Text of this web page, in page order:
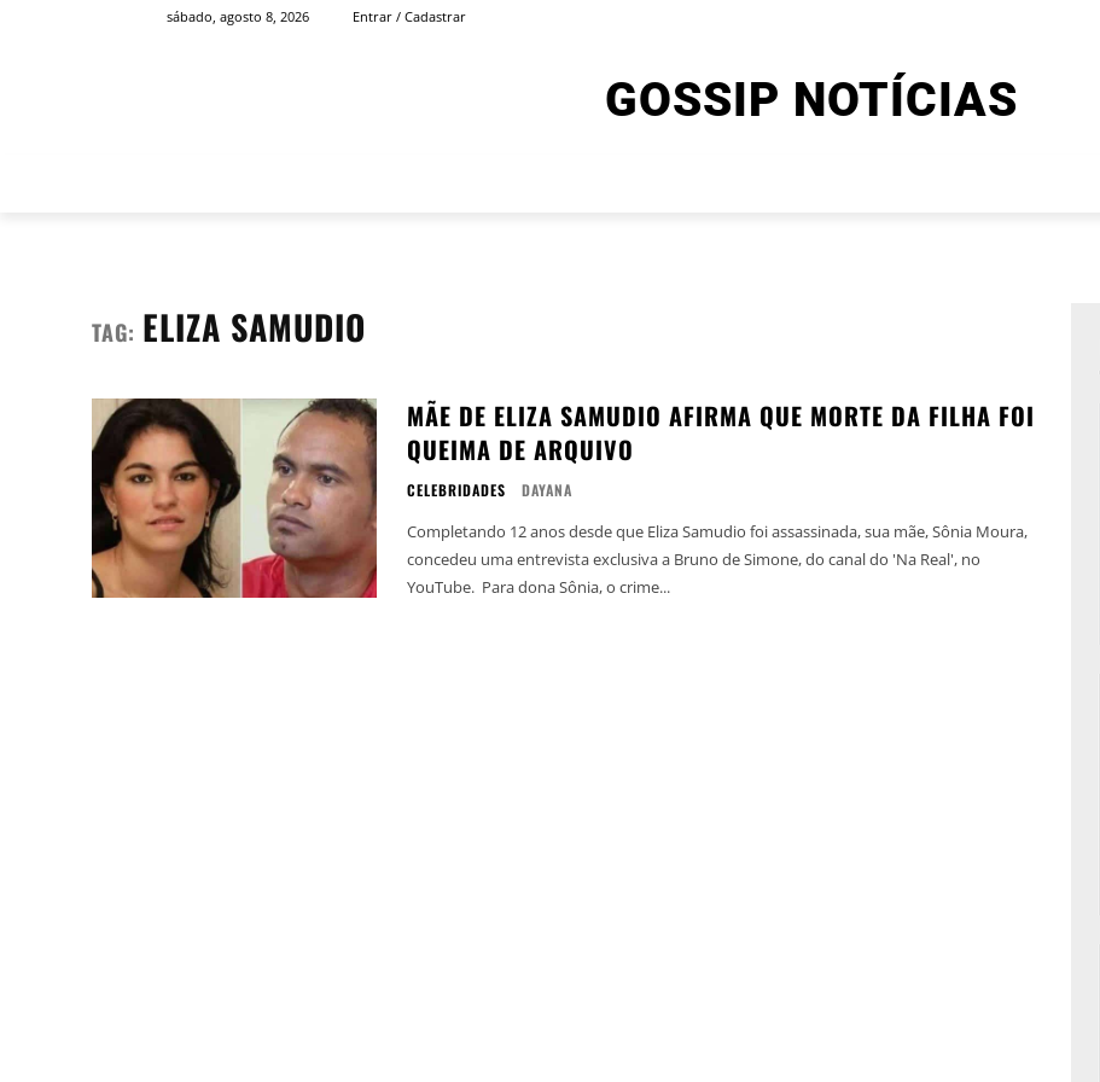
sábado, agosto 8, 2026 Entrar / Cadastrar
GOSSIP NOTÍCIAS
TAG: ELIZA SAMUDIO
MÃE DE ELIZA SAMUDIO AFIRMA QUE MORTE DA FILHA FOI
QUEIMA DE ARQUIVO
CELEBRIDADES DAYANA
Completando 12 anos desde que Eliza Samudio foi assassinada, sua mãe, Sônia Moura,
concedeu uma entrevista exclusiva a Bruno de Simone, do canal do 'Na Real', no
YouTube. Para dona Sônia, o crime...